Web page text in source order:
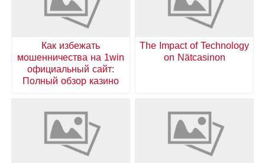
The Impact of Technology
on Nätcasinon
Как избежать
мошенничества на 1win
официальный сайт:
Полный обзор казино